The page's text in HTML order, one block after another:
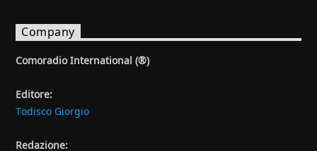
Company
Comoradio International (®)
Editore:
Todisco Giorgio
Redazione: